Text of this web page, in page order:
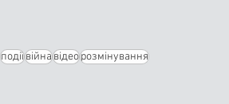
подіївійнавідеорозмінування